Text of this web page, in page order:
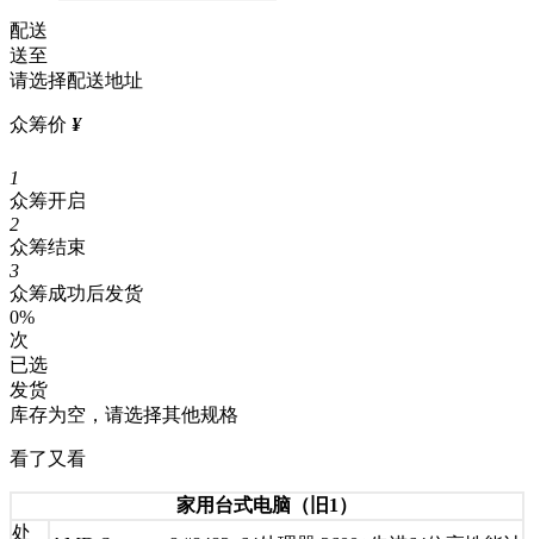
配送
送至
请选择配送地址
众筹价 ¥
1
众筹开启
2
众筹结束
3
众筹成功后发货
0%
次
已选
发货
库存为空，请选择其他规格
看了又看
家用台式电脑（旧1）
处